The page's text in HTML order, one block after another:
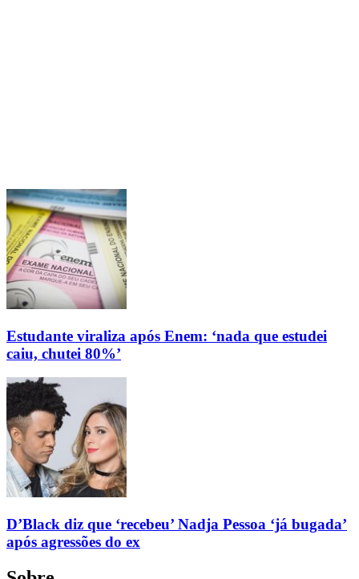
Estudante viraliza após Enem: ‘nada que estudei
caiu, chutei 80%’
D’Black diz que ‘recebeu’ Nadja Pessoa ‘já bugada’
após agressões do ex